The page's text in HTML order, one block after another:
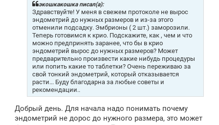
е
экошкакошка писал(а):
Здравствуйте! У меня в свежем протоколе не вырос
эндометрий до нужных размеров и из-за этого
отменили подсадку. Эмбрионы ( 2 шт.) заморозили.
Теперь готовимся к крио. Подскажите, как , чем и что
можно предпринять заранее, что бы в крио
эндометрий вырос до нужных размеров? Может
предварительно произвести какие нибудь процедуры
или попить какие то таблетки? Очень переживаю за
свой тонкий эндометрий, который отказывается
расти... Буду благодарна за любые советы и
рекомендации..
Добрый день. Для начала надо понимать почему
эндометрий не дорос до нужного размера, это может